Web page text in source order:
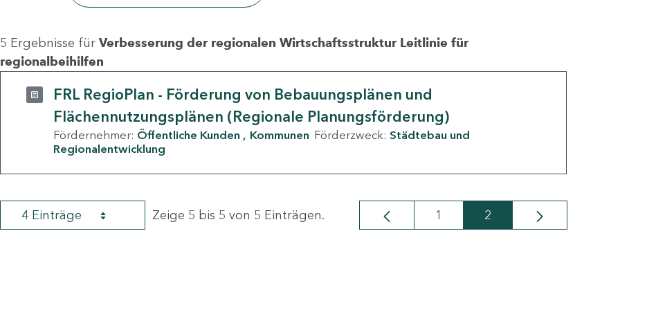
5 Ergebnisse für Verbesserung der regionalen Wirtschaftsstruktur Leitlinie für
regionalbeihilfen
FRL RegioPlan - Förderung von Bebauungsplänen und
Flächennutzungsplänen (Regionale Planungsförderung)
Fördernehmer: Öffentliche Kunden Kommunen Förderzweck: Städtebau und
Regionalentwicklung
4 Einträge Zeige 5 bis 5 von 5 Einträgen. Seite
1 Seite
2